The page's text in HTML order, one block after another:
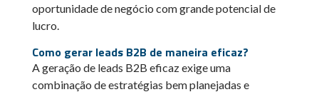
oportunidade de negócio com grande potencial de
lucro.
Como gerar leads B2B de maneira eficaz?
A geração de leads B2B eficaz exige uma
combinação de estratégias bem planejadas e